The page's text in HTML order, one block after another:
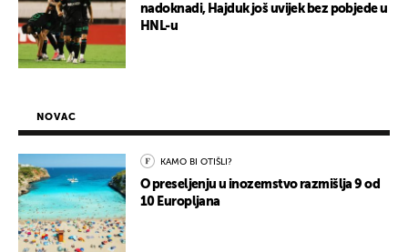
nadoknadi, Hajduk još uvijek bez pobjede u
HNL-u
NOVAC
KAMO BI OTIŠLI?
O preseljenju u inozemstvo razmišlja 9 od
10 Europljana